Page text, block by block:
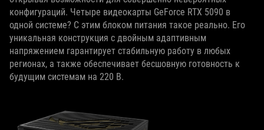
конфигураций. Четыре видеокарты GeForce RTX 5090 в
одной системе? С этим блоком питания такое реально. Его
уникальная конструкция с двойным адаптивным
напряжением гарантирует стабильную работу в любых
регионах, а также обеспечивает бесшовную готовность к
будущим системам на 220 В.